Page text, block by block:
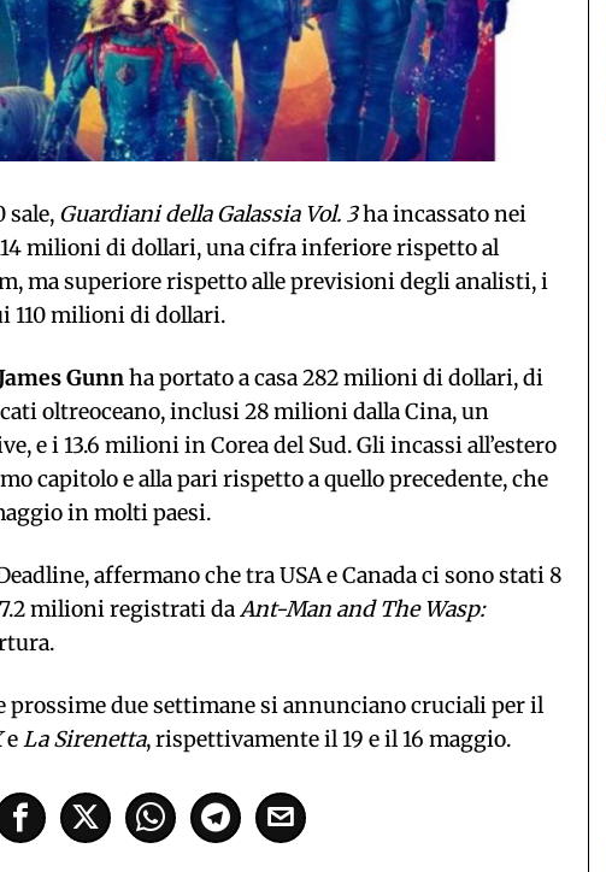
sale, Guardiani della Galassia Vol. 3ha incassato nei
milioni di dollari, una cifra inferiore rispetto al
ma superiore rispetto alle previsioni degli analisti, i
110 milioni di dollari.
Gunnha portato a casa 282 milioni di dollari, di
oltreoceano, inclusi 28 milioni dalla Cina, un
e i 13.6 milioni in Corea del Sud. Gli incassi all’estero
capitolo e alla pari rispetto a quello precedente, che
in molti paesi.
affermano che tra USA e Canada ci sono stati 8
milioni registrati daAnt-Man and The Wasp:
prossime due settimane si annunciano cruciali per il
eLa Sirenetta, rispettivamente il 19 e il 16 maggio.